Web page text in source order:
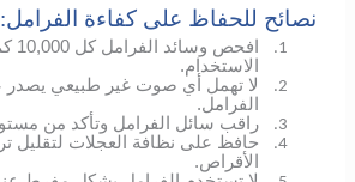
نصائح للحفاظ على كفاءة الفرامل:
1.
الاستخدام.
2.
لا تهمل أي صوت غير طبيعي
الفرامل.
3. راقب سائل الفرامل وتأكد من
4.
حافظ على نظافة العجلات لتقليل
الأقراص.